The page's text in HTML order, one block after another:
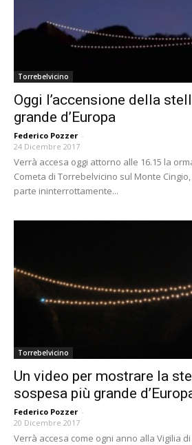
Torrebelvicino
Oggi l’accensione della
grande d’Europa
Federico Pozzer -
24 Dicembre 2017
Verrà accesa oggi attorno alle 16.15 la
Cometa di Torrebelvicino sul Monte
parte ininterrottamente...
Torrebelvicino
Un video per mostrare la
sospesa più grande
Federico Pozzer -
20 Dicembre 2017
Verrà accesa come ogni anno alla Vigilia